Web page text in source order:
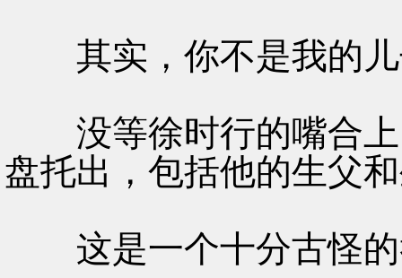
其实，你不是我的儿
没等徐时行的嘴合上
盘托出，包括他的生父
这是一个十分古怪的